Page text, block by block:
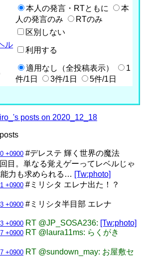
本人の発言・RTともに
本
人の発言のみ
RTのみ
区別しない
ル
利用する
適用なし（全投稿表示）
1
件/1日
3件/1日 5件/1日
posts on 2020_12_18
+0900 #デレステ 輝く世界の魔法
目。単なる覚えゲーってレベルじゃ
力も求められる… [Tw:photo]
+0900 #ミリシタ エレナ出た！？
+0900 #ミリシタ半目部 エレナ
+0900 RT @JP_SOSA236: [Tw:photo]
+0900 RT @laura11ms: らくがき
+0900 RT @sundown_may: お屋敷セ